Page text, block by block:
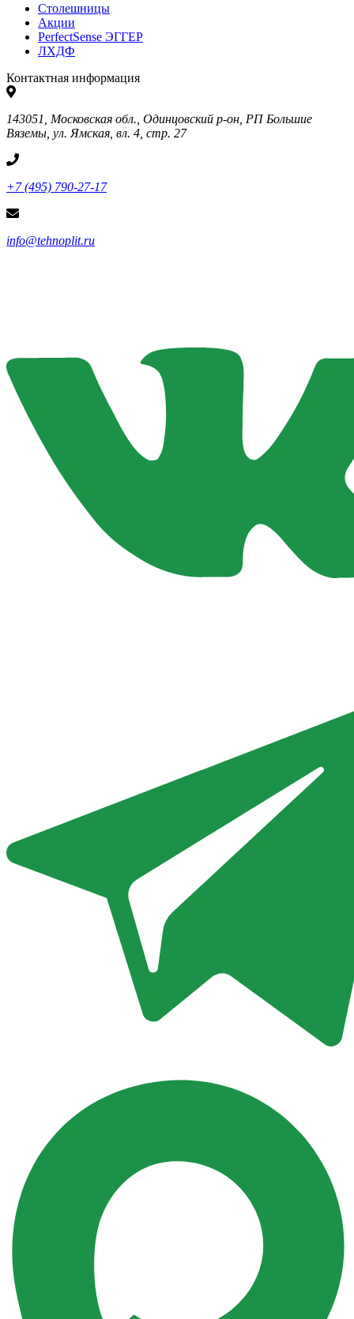
Столешницы
Акции
PerfectSense ЭГГЕР
ЛХДФ
Контактная информация
143051, Московская обл., Одинцовский р-он, РП Большие
Вяземы, ул. Ямская, вл. 4, стр. 27
+7 (495) 790-27-17
info@tehnoplit.ru